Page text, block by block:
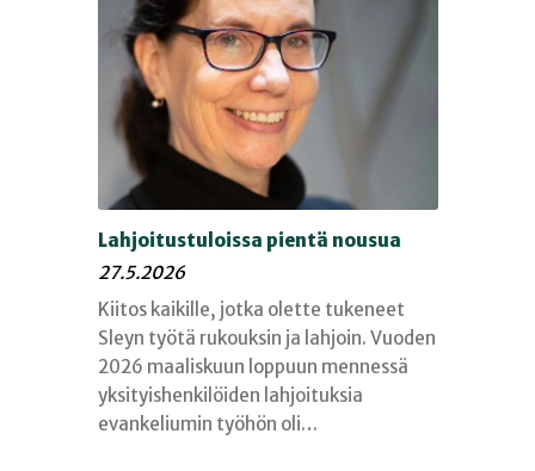
Lahjoitustuloissa pientä nousua
27.5.2026
Kiitos kaikille, jotka olette tukeneet
Sleyn työtä rukouksin ja lahjoin. Vuoden
2026 maaliskuun loppuun mennessä
yksityishenkilöiden lahjoituksia
evankeliumin työhön oli…